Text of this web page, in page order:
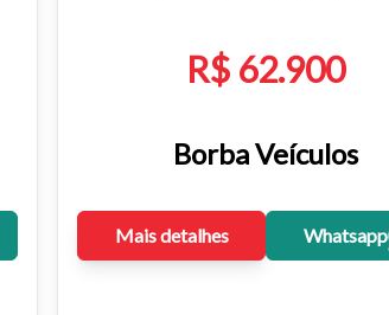
R$ 62.900
Borba Veículos
Mais detalhes Whatsapp